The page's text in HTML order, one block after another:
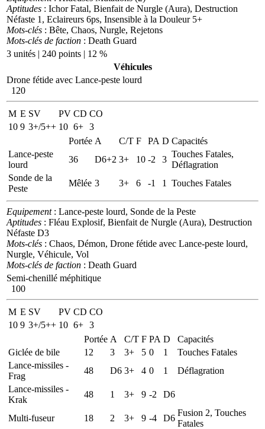
Aptitudes : Ichor Fatal, Bienfait de Nurgle (Aura), Destruction
Néfaste 1, Eclaireurs 6ps, Insensible à la Douleur 5+
Mots-clés : Bête, Chaos, Nurgle, Rejetons
Mots-clés de faction : Death Guard
3 unités | 240 points | 12 %
Véhicules
Drone fétide avec Lance-peste lourd
120
M E SV PV CD CO
10 9 3+/5++ 10 6+ 3
Portée A C/T F PA D Capacités
Lance-peste
lourd
36 D6+2 3+ 10 -2 3
Touches Fatales,
Déflagration
Sonde de la
Peste
Mêlée 3 3+ 6 -1 1 Touches Fatales
Equipement: Lance-peste lourd, Sonde de la Peste
Aptitudes : Fléau Explosif, Bienfait de Nurgle (Aura), Destruction
Néfaste D3
Mots-clés : Chaos, Démon, Drone fétide avec Lance-peste lourd,
Nurgle, Véhicule, Vol
Mots-clés de faction : Death Guard
Semi-chenillé méphitique
100
M E SV PV CD CO
10 9 3+/5++ 10 6+ 3
Portée A C/T F PA D
Capacités
Giclée de bile
12 3 3+ 5 0 1
Touches Fatales
Lance-missiles -
Frag
48 D6 3+ 4 0 1
Déflagration
Lance-missiles -
Krak
48 1 3+ 9 -2 D6
Multi-fuseur 18 2 3+ 9 -4 D6
Fusion 2, Touches
Fatales